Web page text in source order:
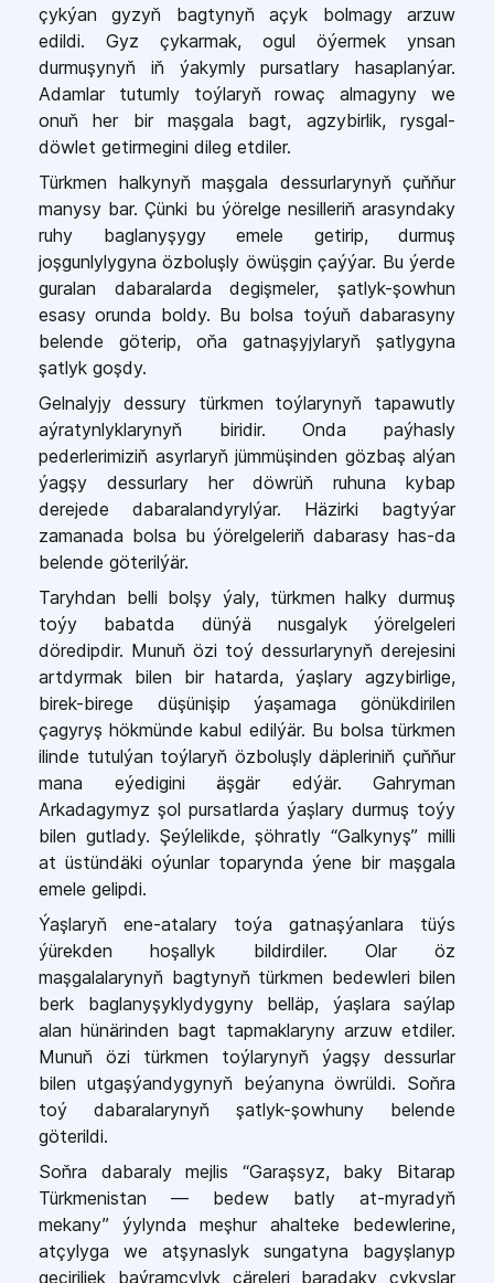
çykýan gyzyň bagtynyň açyk bolmagy arzuw
edildi. Gyz çykarmak, ogul öýermek ynsan
durmuşynyň iň ýakymly pursatlary hasaplanýar.
Adamlar tutumly toýlaryň rowaç almagyny we
onuň her bir maşgala bagt, agzybirlik, rysgal-
döwlet getirmegini dileg etdiler.
Türkmen halkynyň maşgala dessurlarynyň çuňňur
manysy bar. Çünki bu ýörelge nesilleriň arasyndaky
ruhy baglanyşygy emele getirip, durmuş
joşgunlylygyna özboluşly öwüşgin çaýýar. Bu ýerde
guralan dabaralarda degişmeler, şatlyk-şowhun
esasy orunda boldy. Bu bolsa toýuň dabarasyny
belende göterip, oňa gatnaşyjylaryň şatlygyna
şatlyk goşdy.
Gelnalyjy dessury türkmen toýlarynyň tapawutly
aýratynlyklarynyň biridir. Onda paýhasly
pederlerimiziň asyrlaryň jümmüşinden gözbaş alýan
ýagşy dessurlary her döwrüň ruhuna kybap
derejede dabaralandyrylýar. Häzirki bagtyýar
zamanada bolsa bu ýörelgeleriň dabarasy has-da
belende göterilýär.
Taryhdan belli bolşy ýaly, türkmen halky durmuş
toýy babatda dünýä nusgalyk ýörelgeleri
döredipdir. Munuň özi toý dessurlarynyň derejesini
artdyrmak bilen bir hatarda, ýaşlary agzybirlige,
birek-birege düşünişip ýaşamaga gönükdirilen
çagyryş hökmünde kabul edilýär. Bu bolsa türkmen
ilinde tutulýan toýlaryň özboluşly däpleriniň çuňňur
mana eýedigini äşgär edýär. Gahryman
Arkadagymyz şol pursatlarda ýaşlary durmuş toýy
bilen gutlady. Şeýlelikde, şöhratly “Galkynyş” milli
at üstündäki oýunlar toparynda ýene bir maşgala
emele gelipdi.
Ýaşlaryň ene-atalary toýa gatnaşýanlara tüýs
ýürekden hoşallyk bildirdiler. Olar öz
maşgalalarynyň bagtynyň türkmen bedewleri bilen
berk baglanyşyklydygyny belläp, ýaşlara saýlap
alan hünärinden bagt tapmaklaryny arzuw etdiler.
Munuň özi türkmen toýlarynyň ýagşy dessurlar
bilen utgaşýandygynyň beýanyna öwrüldi. Soňra
toý dabaralarynyň şatlyk-şowhuny belende
göterildi.
Soňra dabaraly mejlis “Garaşsyz, baky Bitarap
Türkmenistan — bedew batly at-myradyň
mekany” ýylynda meşhur ahalteke bedewlerine,
atçylyga we atşynaslyk sungatyna bagyşlanyp
geçiriljek baýramçylyk çäreleri baradaky çykyşlar